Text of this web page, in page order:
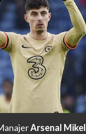
Arsenal Mikel